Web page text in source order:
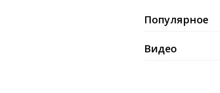
Популярное
Видео